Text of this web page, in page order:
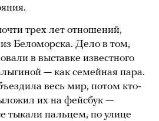
трех лет отношений,
Беломорска. Дело в том,
в выставке известного
— как семейная пара.
весь мир, потом кто-
их на фейсбук —
тыкали пальцем, по улице